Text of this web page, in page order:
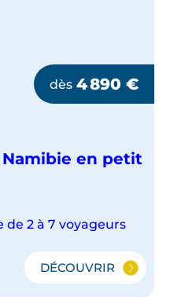
dès 4 890 €
Namibie en petit
2 à 7 voyageurs
DÉCOUVRIR
GRANDS